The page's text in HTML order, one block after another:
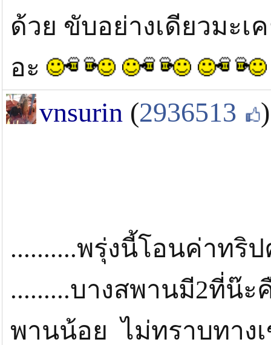
ด้วย ขับอย่างเดียวมะ
อะ
vnsurin (2936513 )
..........พรุ่งนี้โอนค่าทริป
.........บางสพานมี2ที่
พานน้อย ไม่ทราบทาง